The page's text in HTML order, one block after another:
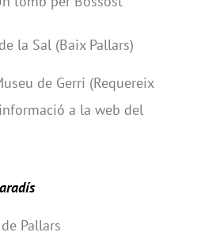
la Sal (Baix Pallars)
de Gerri (Requereix
a la web del
Pallars